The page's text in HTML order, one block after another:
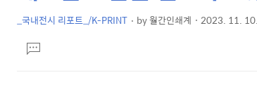
텐
_국내전시 리포트_/K-PRINT by월간인쇄계 2023. 11.
문댓
글